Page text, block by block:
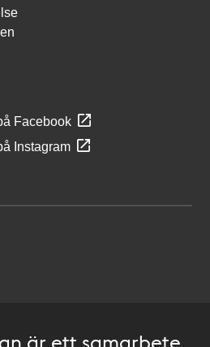
Facebook
Instagram
är ett samarbete